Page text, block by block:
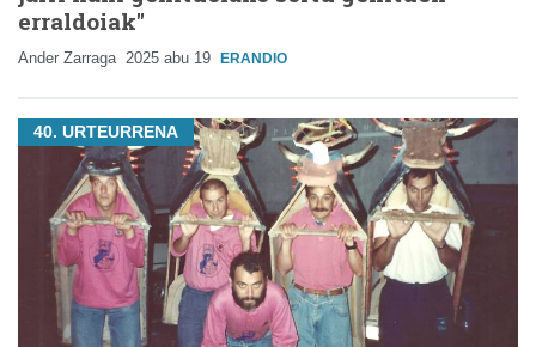
erraldoiak"
Ander Zarraga 2025 abu 19 ERANDIO
40. URTEURRENA